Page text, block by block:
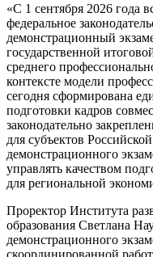
«С 1 сентября 2026 года
федеральное
демонстрационный
государственной
среднего
контексте модели
сегодня сформирована
подготовки кадров
законодательно
для субъектов
демонстрационного
управлять качеством
для региональной
Проректор Института
образования Светлана
демонстрационного
скоординированной